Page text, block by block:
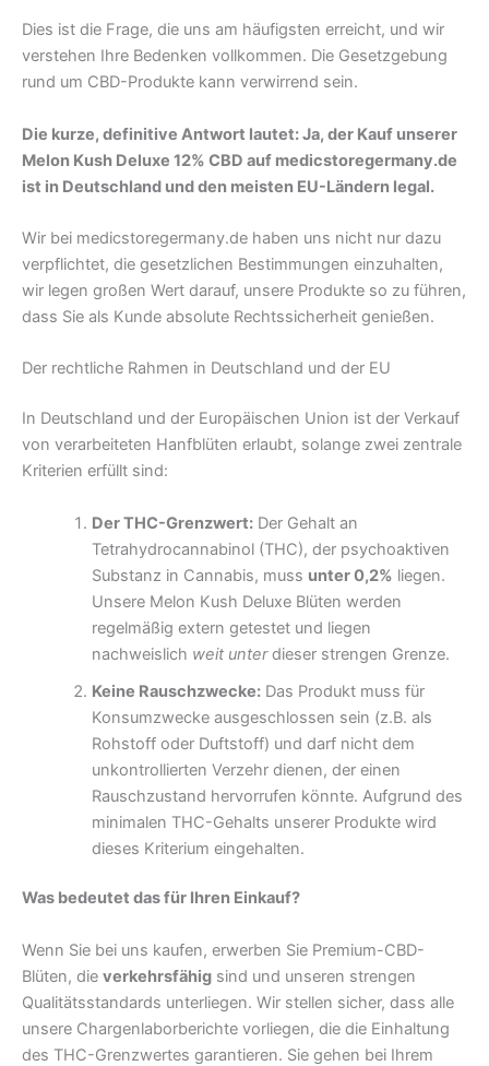
Dies ist die Frage, die uns am häufigsten erreicht, und wir
verstehen Ihre Bedenken vollkommen. Die Gesetzgebung
rund um CBD-Produkte kann verwirrend sein.
Die kurze, definitive Antwort lautet: Ja, der Kauf unserer
Melon Kush Deluxe 12% CBD auf medicstoregermany.de
ist in Deutschland und den meisten EU-Ländern legal.
Wir bei medicstoregermany.de haben uns nicht nur dazu
verpflichtet, die gesetzlichen Bestimmungen einzuhalten,
wir legen großen Wert darauf, unsere Produkte so zu führen,
dass Sie als Kunde absolute Rechtssicherheit genießen.
Der rechtliche Rahmen in Deutschland und der EU
In Deutschland und der Europäischen Union ist der Verkauf
von verarbeiteten Hanfblüten erlaubt, solange zwei zentrale
Kriterien erfüllt sind:
Der THC-Grenzwert:Der Gehalt an
Tetrahydrocannabinol (THC), der psychoaktiven
Substanz in Cannabis, muss unter 0,2% liegen.
Unsere Melon Kush Deluxe Blüten werden
regelmäßig extern getestet und liegen
nachweislich weit unterdieser strengen Grenze.
Keine Rauschzwecke:Das Produkt muss für
Konsumzwecke ausgeschlossen sein (z.B. als
Rohstoff oder Duftstoff) und darf nicht dem
unkontrollierten Verzehr dienen, der einen
Rauschzustand hervorrufen könnte. Aufgrund des
minimalen THC-Gehalts unserer Produkte wird
dieses Kriterium eingehalten.
Was bedeutet das für Ihren Einkauf?
Wenn Sie bei uns kaufen, erwerben Sie Premium-CBD-
Blüten, die verkehrsfähig sind und unseren strengen
Qualitätsstandards unterliegen. Wir stellen sicher, dass alle
unsere Chargenlaborberichte vorliegen, die die Einhaltung
des THC-Grenzwertes garantieren. Sie gehen bei Ihrem